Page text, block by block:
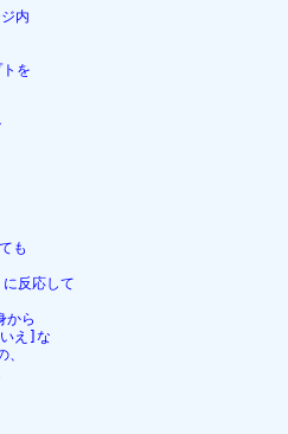
内
を
も
反応して
から
え]な